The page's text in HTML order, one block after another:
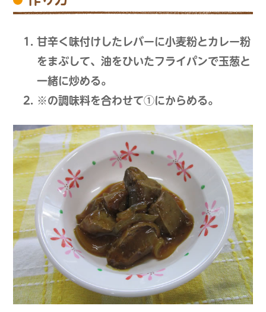
甘辛く味付けしたレバーに小麦粉とカレー粉
をまぶして、油をひいたフライパンで玉葱と
一緒に炒める。
※の調味料を合わせて①にからめる。